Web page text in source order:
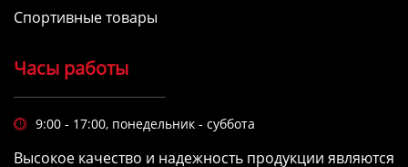
Спортивные товары
Часы работы
 9:00 - 17:00, понедельник - суббота
Высокое качество и надежность продукции являются